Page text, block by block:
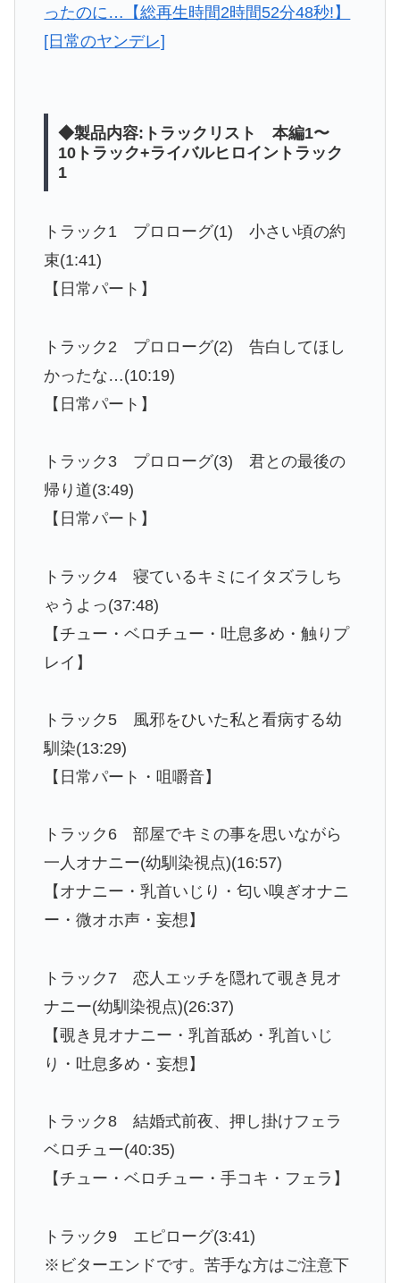
◆製品内容:トラックリスト 本編1〜
10トラック+ライバルヒロイントラック
1
トラック1 プロローグ(1) 小さい頃の約
束(1:41)
【日常パート】
トラック2 プロローグ(2) 告白してほし
かったな…(10:19)
【日常パート】
トラック3 プロローグ(3) 君との最後の
帰り道(3:49)
【日常パート】
トラック4 寝ているキミにイタズラしち
ゃうよっ(37:48)
【チュー・ベロチュー・吐息多め・触りプ
レイ】
トラック5 風邪をひいた私と看病する幼
馴染(13:29)
【日常パート・咀嚼音】
トラック6 部屋でキミの事を思いながら
一人オナニー(幼馴染視点)(16:57)
【オナニー・乳首いじり・匂い嗅ぎオナニ
ー・微オホ声・妄想】
トラック7 恋人エッチを隠れて覗き見オ
ナニー(幼馴染視点)(26:37)
【覗き見オナニー・乳首舐め・乳首いじ
り・吐息多め・妄想】
トラック8 結婚式前夜、押し掛けフェラ
ベロチュー(40:35)
【チュー・ベロチュー・手コキ・フェラ】
トラック9 エピローグ(3:41)
※ビターエンドです。苦手な方はご注意下